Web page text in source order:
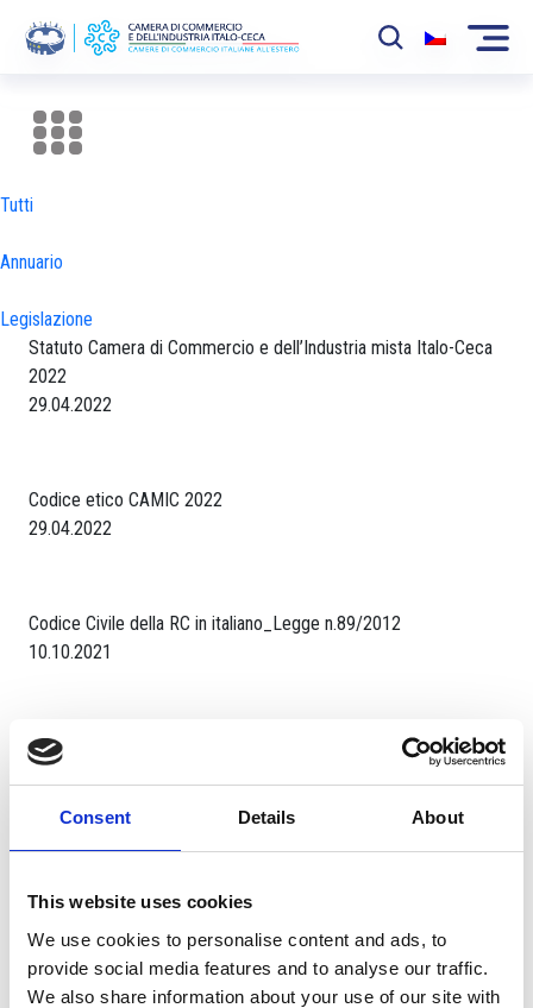
Consent Details About
This website uses cookies
We use cookies to personalise content and ads, to
provide social media features and to analyse our traffic.
We also share information about your use of our site with
La Camera
Soci
Partner
Area riservata
Tutti
Annuario
Legislazione
Statuto Camera di Commercio e dell’Industria mista Italo-Ceca
2022
29.04.2022
Codice etico CAMIC 2022
29.04.2022
Codice Civile della RC in italiano_Legge n.89/2012
10.10.2021
Legge ceca sui titolari effettivi – traduzione in italiano per i Soci
Regolamento edilizio Praga capitale
07.11.2016